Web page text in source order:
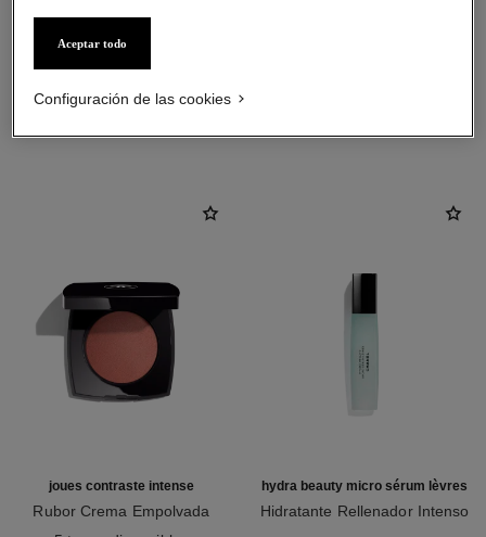
joues contraste intense
Rubor Crema Empolvada
hydra beauty micro sérum lèvres
Hidratante Rellenador Intenso
Aceptar todo
Configuración de las cookies